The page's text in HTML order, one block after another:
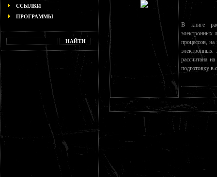
ССЫЛКИ
ПРОГРАММЫ
В книге
электронных
процессов,
электронных
рассчитана
подготовку в